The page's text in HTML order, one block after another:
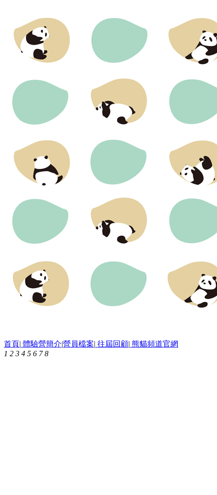
首頁| 體驗營簡介|營員檔案| 往屆回顧| 熊貓頻道官網
1 2 3 4 5 6 78